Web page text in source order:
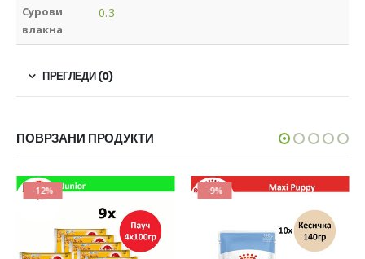
Сурови
влакна
0.3
ПРЕГЛЕДИ (0)
ПОВРЗАНИ ПРОДУКТИ
-12% -9%